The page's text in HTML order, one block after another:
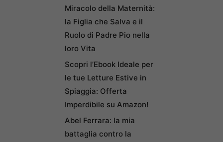
Miracolo della Maternità:
la Figlia che Salva e il
Ruolo di Padre Pio nella
loro Vita
Scopri l’Ebook Ideale per
le tue Letture Estive in
Spiaggia: Offerta
Imperdibile su Amazon!
Abel Ferrara: la mia
battaglia contro la